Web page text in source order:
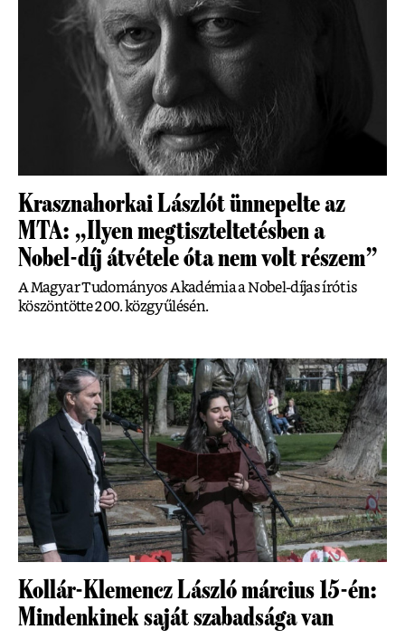
Krasznahorkai Lászlót ünnepelte az
MTA: „Ilyen megtiszteltetésben a
Nobel-díj átvétele óta nem volt részem”
A Magyar Tudományos Akadémia a Nobel-díjas írót is
köszöntötte 200. közgyűlésén.
Kollár-Klemencz László március 15-én:
Mindenkinek saját szabadsága van